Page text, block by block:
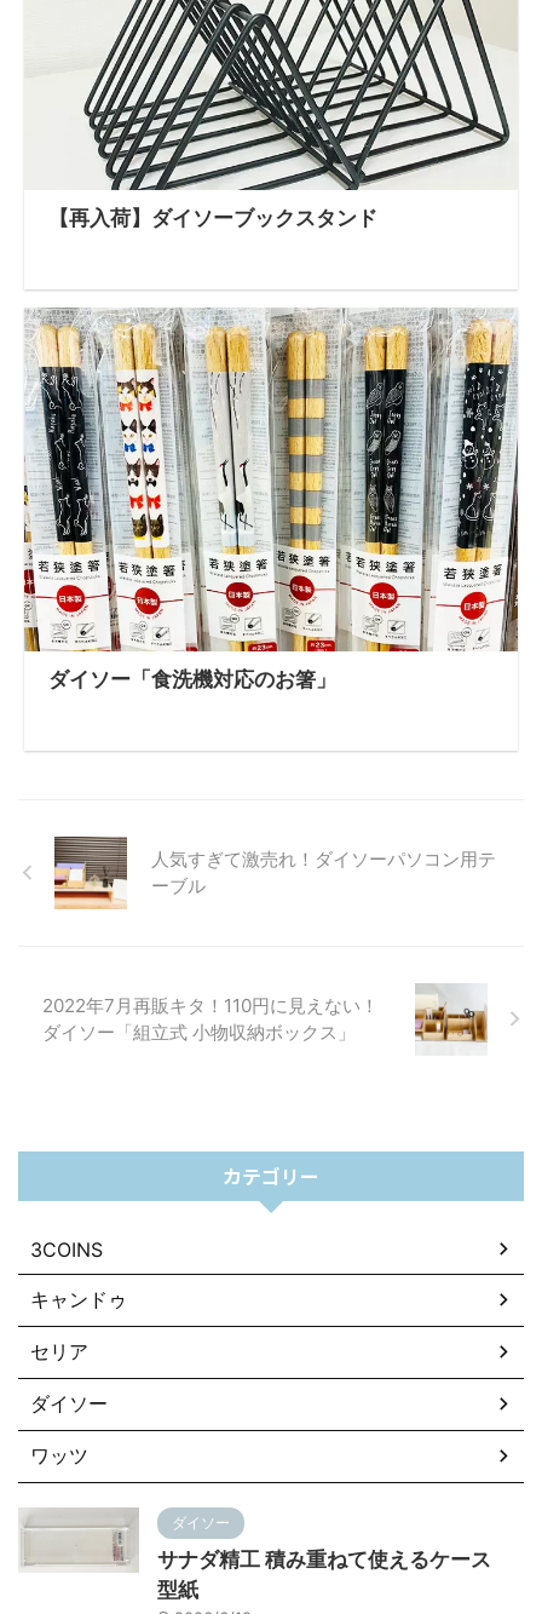
【再入荷】ダイソーブックスタンド
ダイソー「食洗機対応のお箸」
人気すぎて激売れ！ダイソーパソコン用テ
ーブル
2022年7月再販キタ！110円に見えない！
ダイソー「組立式 小物収納ボックス」
カテゴリー
3COINS
キャンドゥ
セリア
ダイソー
ワッツ
ダイソー
サナダ精工 積み重ねて使えるケース
型紙